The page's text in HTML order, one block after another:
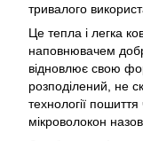
тривалого
Це тепла і легка
наповнювачем
відновлює свою
розподілений, не
технології
мікроволокон